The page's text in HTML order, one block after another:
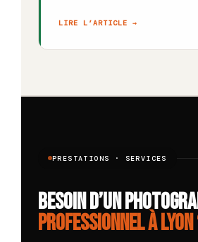
LIRE L’ARTICLE →
PRESTATIONS · SERVICES
Besoin d’un
professionnel à Lyon